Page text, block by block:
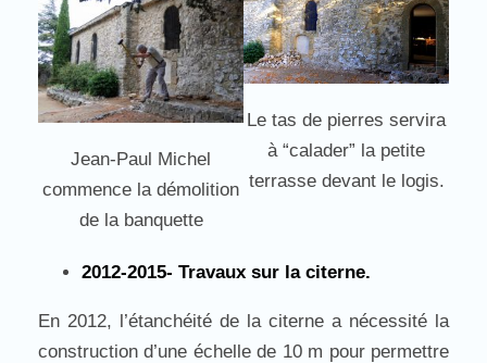
Jean-Paul Michel
commence la démolition
de la banquette
Le tas de pierres servira
à “calader” la petite
terrasse devant le logis.
2012-2015- Travaux sur la citerne.
En 2012, l’étanchéité de la citerne a nécessité la
construction d’une échelle de 10 m pour permettre